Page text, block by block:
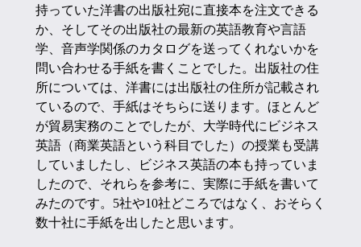
持っていた洋書の出版社宛に直接本を注文できる
か、そしてその出版社の最新の英語教育や言語
学、音声学関係のカタログを送ってくれないかを
問い合わせる手紙を書くことでした。出版社の住
所については、洋書には出版社の住所が記載され
ているので、手紙はそちらに送ります。ほとんど
が貿易実務のことでしたが、大学時代にビジネス
英語（商業英語という科目でした）の授業も受講
していましたし、ビジネス英語の本も持っていま
したので、それらを参考に、実際に手紙を書いて
みたのです。5社や10社どころではなく、おそらく
数十社に手紙を出したと思います。